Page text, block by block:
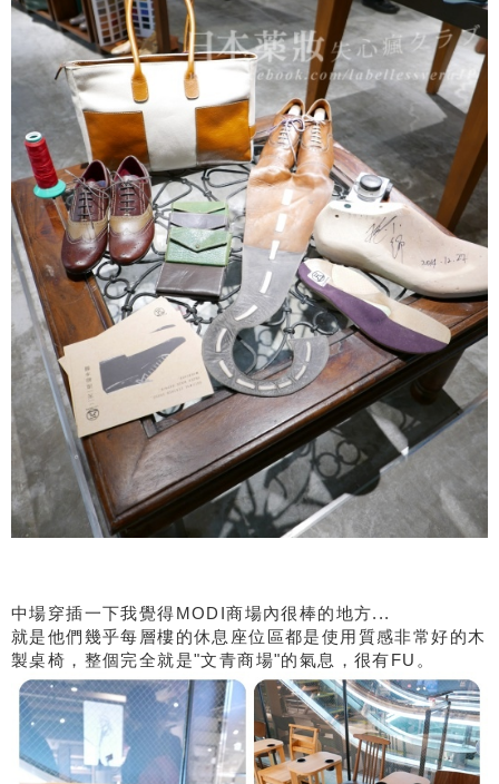
中場穿插一下我覺得MODI商場內很棒的地方...
就是他們幾乎每層樓的休息座位區都是使用質感非常好的木
製桌椅，整個完全就是"文青商場"的氣息，很有FU。